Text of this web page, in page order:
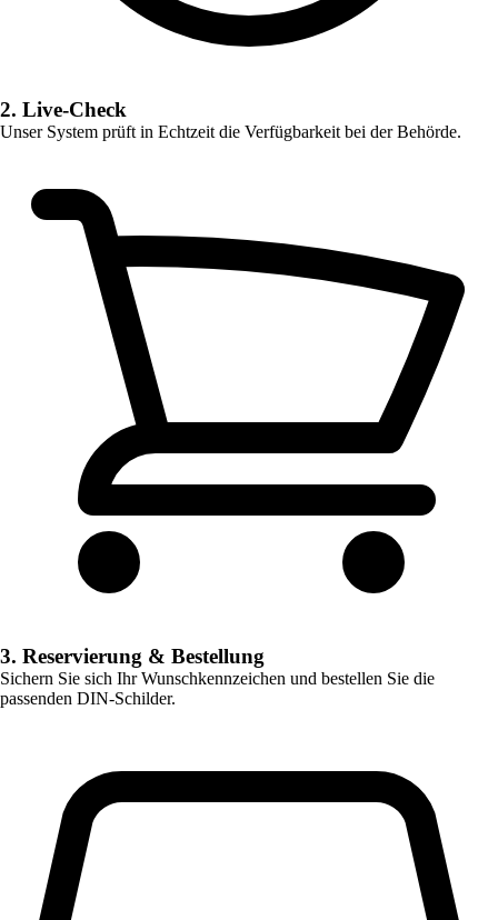
2. Live-Check
Unser System prüft in Echtzeit die Verfügbarkeit bei der Behörde.
3. Reservierung & Bestellung
Sichern Sie sich Ihr Wunschkennzeichen und bestellen Sie die
passenden DIN-Schilder.